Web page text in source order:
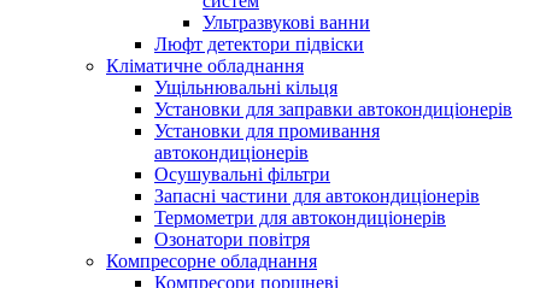
Ультразвукові ванни
Люфт детектори підвіски
Кліматичне обладнання
Ущільнювальні кільця
Установки для заправки автокондиціонерів
Установки для промивання
автокондиціонерів
Осушувальні фільтри
Запасні частини для автокондиціонерів
Термометри для автокондиціонерів
Озонатори повітря
Компресорне обладнання
Компресори поршневі